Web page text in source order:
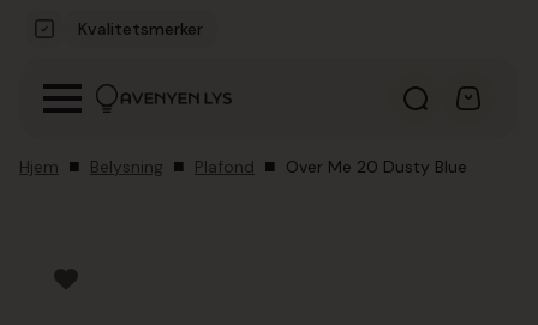
Kvalitetsmerker
Hjem Belysning Plafond Over Me 20 Dusty Blue